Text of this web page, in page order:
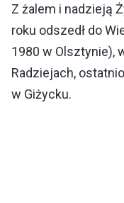
Z żalem i nadzieją
roku odszedł do
1980 w Olsztynie),
Radziejach,
w Giżycku.